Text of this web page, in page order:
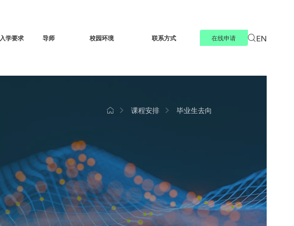
入学要求 导师 校园环境 联系方式 在线申请 EN
课程安排 毕业生去向